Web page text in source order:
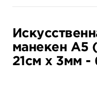
манекен А5
21см х 3мм -